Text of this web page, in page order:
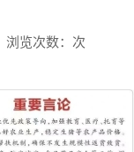
浏览次数： 次